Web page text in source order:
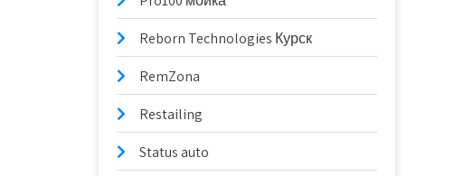
Reborn Technologies Курск
RemZona
Restailing
Status auto